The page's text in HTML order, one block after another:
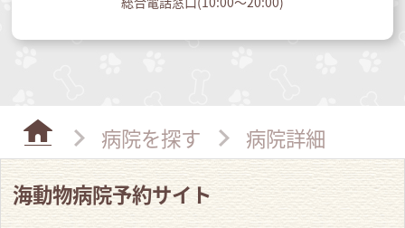
病院を探す
病院詳細
海動物病院予約サイト